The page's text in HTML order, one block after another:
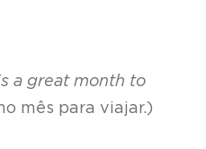
a great month to
mês para viajar.)